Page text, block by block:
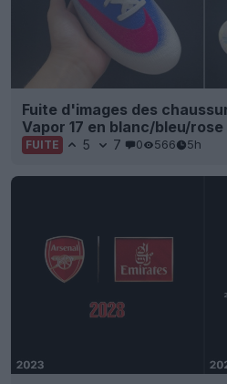
Fuite d'images des
Vapor 17 en blanc/bleu/rose
FUITE 5 7 0 566 5h